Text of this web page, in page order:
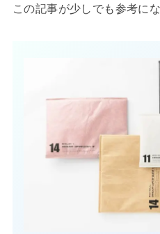
この記事が少しでも参考に